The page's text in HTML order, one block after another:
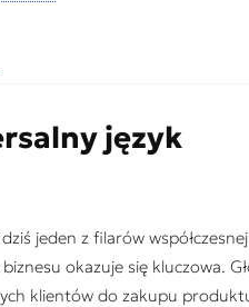
język
jeden z filarów
okazuje się kluczowa.
klientów do zakupu